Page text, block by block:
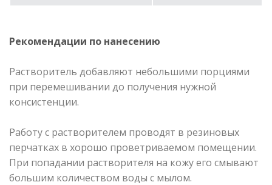
Рекомендации по нанесению
Растворитель добавляют небольшими порциями
при перемешивании до получения нужной
консистенции.
Работу с растворителем проводят в резиновых
перчатках в хорошо проветриваемом помещении.
При попадании растворителя на кожу его смывают
большим количеством воды с мылом.